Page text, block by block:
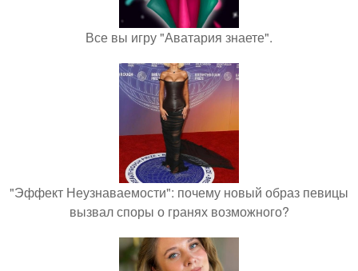
Все вы игру "Аватария знаете".
"Эффект Неузнаваемости": почему новый образ певицы
вызвал споры о гранях возможного?